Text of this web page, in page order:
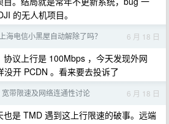
的无人机项目。
上海电信小黑屋自动解除了吗？ 6 月 18 日
议上行是 100Mbps ，今天发现外网
开 PCDN 。看来要去投诉了
宽带限速及网络连通性讨论 6 月 18 日
也是 TMD 遇到这上行限速的破事。远端